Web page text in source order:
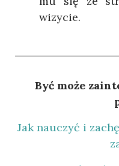
wizycie.
Być może
Jak nauczyć i